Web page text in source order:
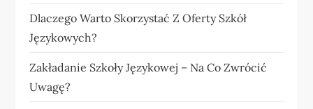
Dlaczego Warto Skorzystać Z Oferty Szkół
Językowych?
Zakładanie Szkoły Językowej – Na Co Zwrócić
Uwagę?